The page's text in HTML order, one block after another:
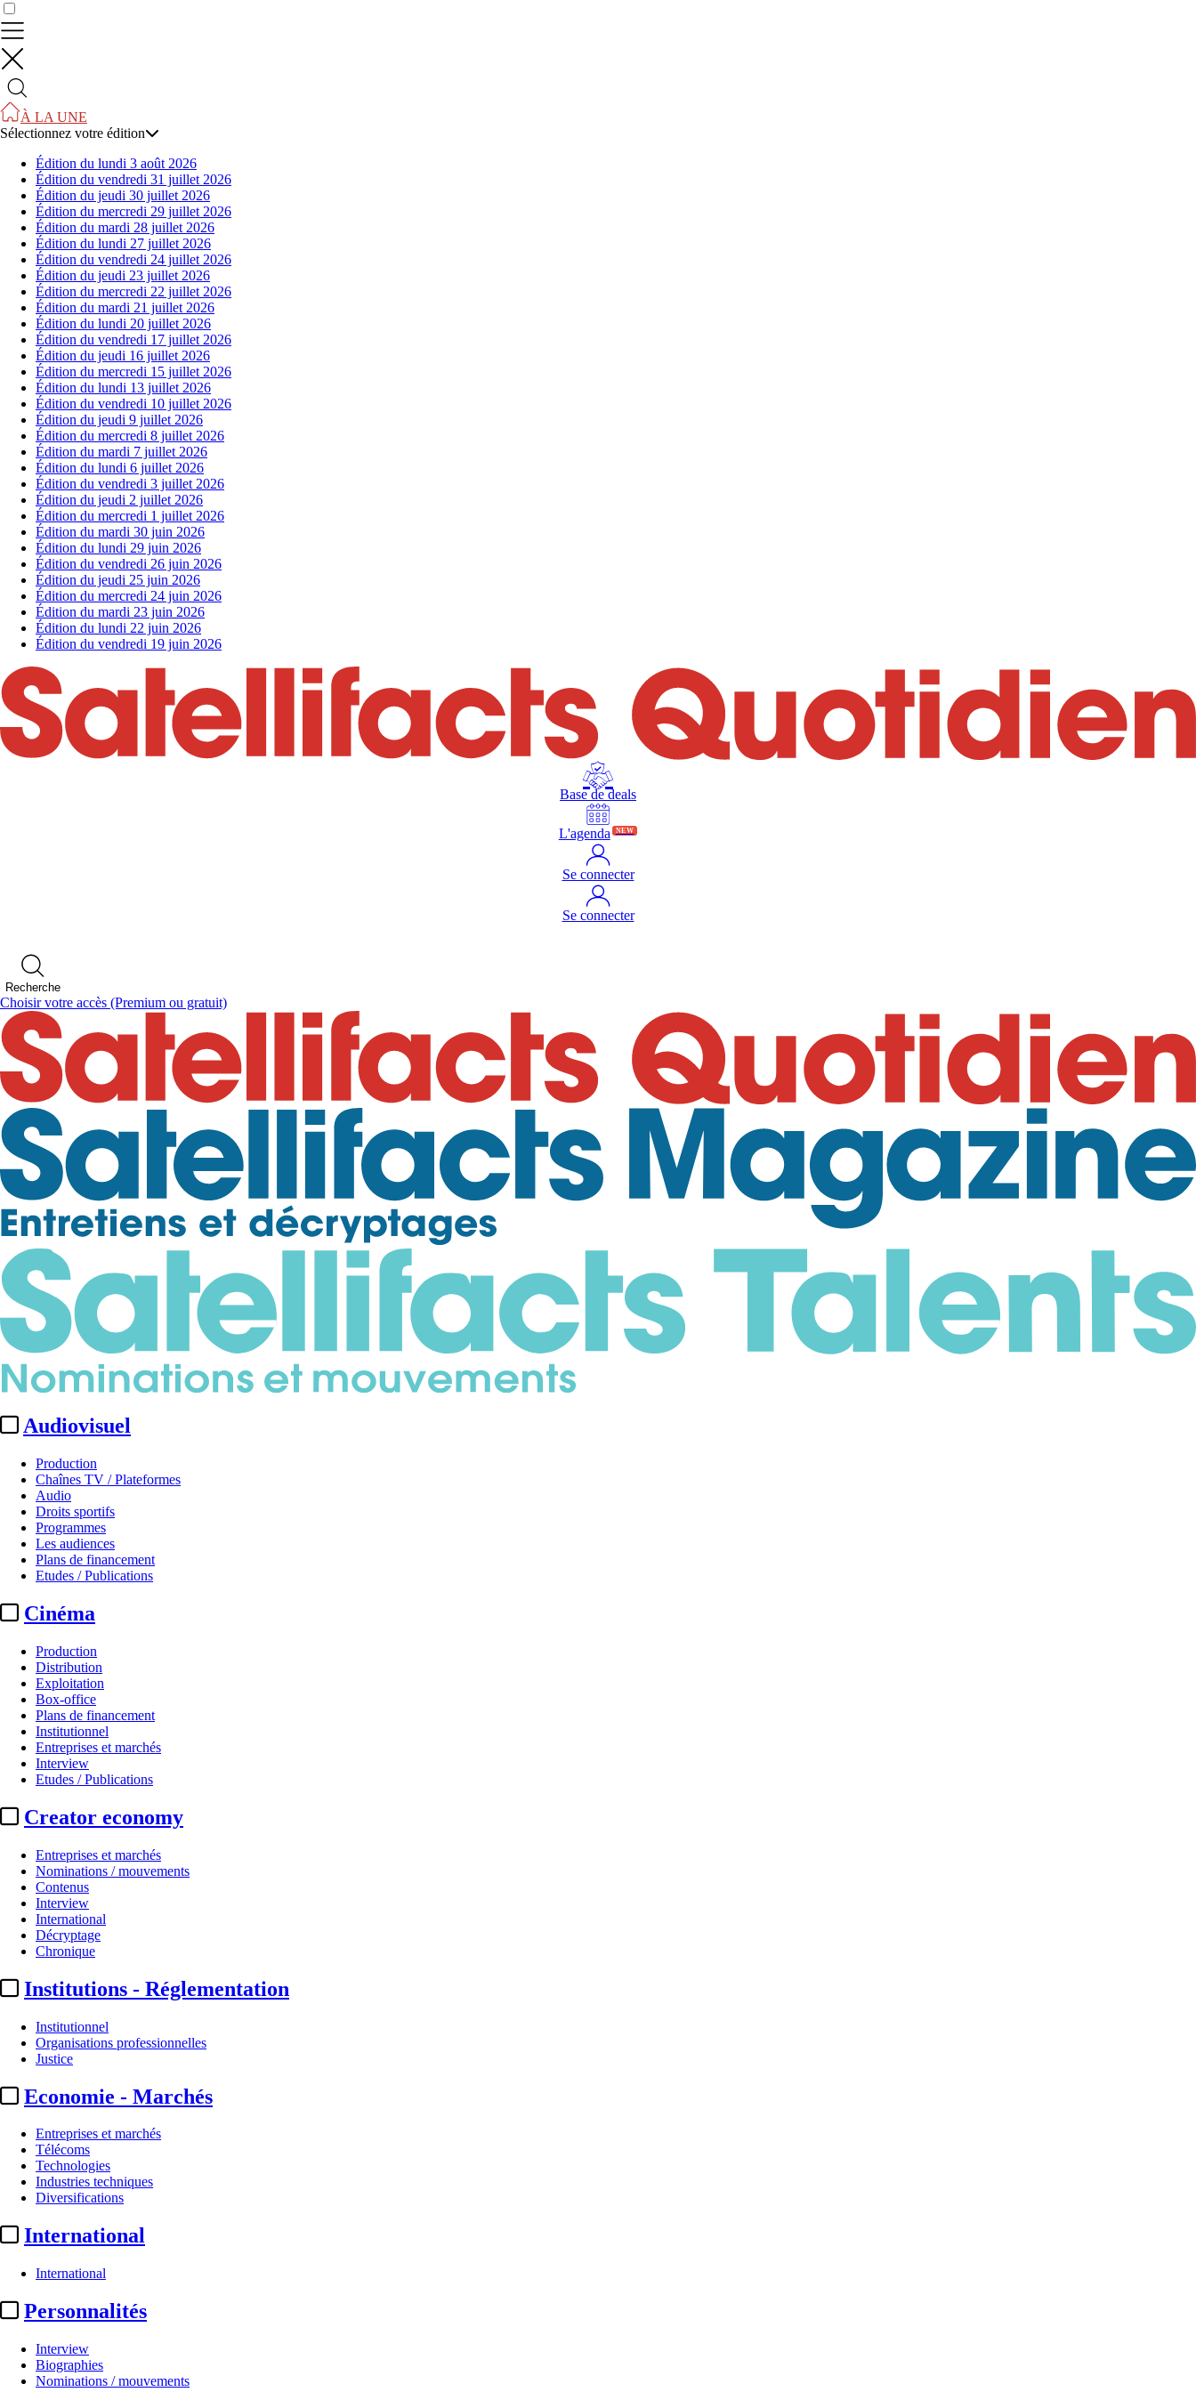
À LA UNE
Sélectionnez votre édition
Édition du lundi 3 août 2026
Édition du vendredi 31 juillet 2026
Édition du jeudi 30 juillet 2026
Édition du mercredi 29 juillet 2026
Édition du mardi 28 juillet 2026
Édition du lundi 27 juillet 2026
Édition du vendredi 24 juillet 2026
Édition du jeudi 23 juillet 2026
Édition du mercredi 22 juillet 2026
Édition du mardi 21 juillet 2026
Édition du lundi 20 juillet 2026
Édition du vendredi 17 juillet 2026
Édition du jeudi 16 juillet 2026
Édition du mercredi 15 juillet 2026
Édition du lundi 13 juillet 2026
Édition du vendredi 10 juillet 2026
Édition du jeudi 9 juillet 2026
Édition du mercredi 8 juillet 2026
Édition du mardi 7 juillet 2026
Édition du lundi 6 juillet 2026
Édition du vendredi 3 juillet 2026
Édition du jeudi 2 juillet 2026
Édition du mercredi 1 juillet 2026
Édition du mardi 30 juin 2026
Édition du lundi 29 juin 2026
Édition du vendredi 26 juin 2026
Édition du jeudi 25 juin 2026
Édition du mercredi 24 juin 2026
Édition du mardi 23 juin 2026
Édition du lundi 22 juin 2026
Édition du vendredi 19 juin 2026
Base de deals
L'agenda NEW
Se connecter
Se connecter
Recherche
Choisir votre accès (Premium ou gratuit)
Audiovisuel
Production
Chaînes TV / Plateformes
Audio
Droits sportifs
Programmes
Les audiences
Plans de financement
Etudes / Publications
Cinéma
Production
Distribution
Exploitation
Box-office
Plans de financement
Institutionnel
Entreprises et marchés
Interview
Etudes / Publications
Creator economy
Entreprises et marchés
Nominations / mouvements
Contenus
Interview
International
Décryptage
Chronique
Institutions - Réglementation
Institutionnel
Organisations professionnelles
Justice
Economie - Marchés
Entreprises et marchés
Télécoms
Technologies
Industries techniques
Diversifications
International
International
Personnalités
Interview
Biographies
Nominations / mouvements
Sommaire
Confidentiel
EXCLU - Commission d’enquête / Audiovisuel public :
A la Une
Contrôler vos données